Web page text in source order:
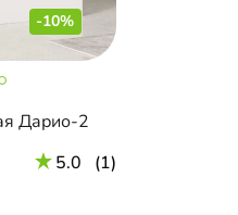
-10%
Дарио-2
5.0 (1)